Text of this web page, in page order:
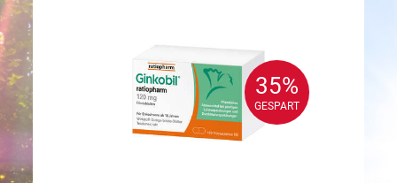
35%
GESPART
35%
GESPART